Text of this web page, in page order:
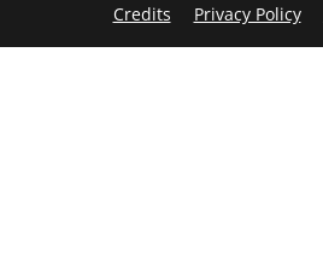
Credits Privacy Policy